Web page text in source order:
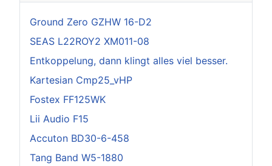
Ground Zero GZHW 16-D2
SEAS L22ROY2 XM011-08
Entkoppelung, dann klingt alles viel besser.
Kartesian Cmp25_vHP
Fostex FF125WK
Lii Audio F15
Accuton BD30-6-458
Tang Band W5-1880